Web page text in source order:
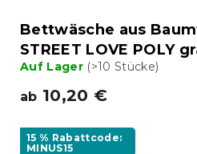
Bettwäsche aus
STREET LOVE POLY
Auf Lager (>10 Stücke)
ab 10,20 €
15 % Rabattcode:
MINUS15